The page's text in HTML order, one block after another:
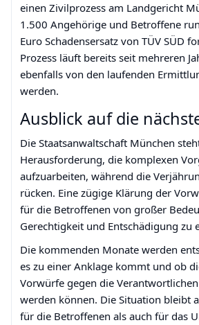
einen Zivilprozess am Landgericht
1.500 Angehörige und Betroffene
Euro Schadensersatz von TÜV SÜD
Prozess läuft bereits seit mehreren
ebenfalls von den laufenden
werden.
Ausblick auf die
Die Staatsanwaltschaft München
Herausforderung, die komplexen
aufzuarbeiten, während die
rücken. Eine zügige Klärung der
für die Betroffenen von großer
Gerechtigkeit und Entschädigung zu
Die kommenden Monate werden
es zu einer Anklage kommt und ob
Vorwürfe gegen die
werden können. Die Situation bleibt
für die Betroffenen als auch für das